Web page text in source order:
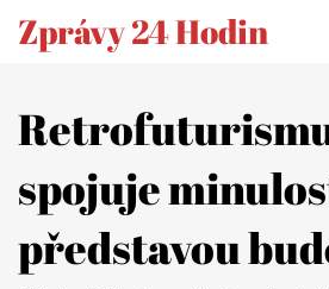
Zprávy 24 Hodin
spojuje
představou